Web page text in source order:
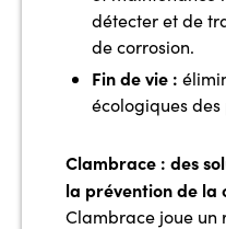
détecter et de
de corrosion.
Fin de vie :
écologiques des
Clambrace : des
la prévention de la
Clambrace joue un